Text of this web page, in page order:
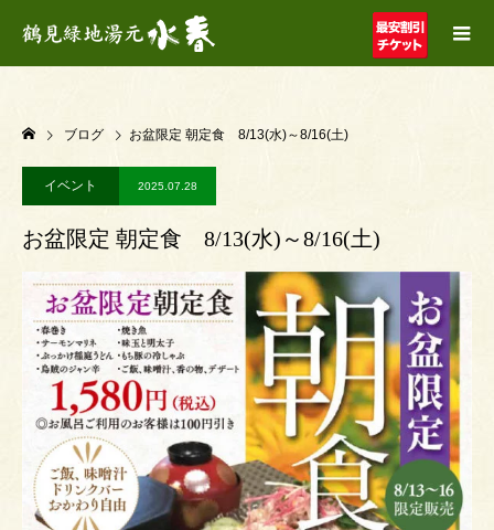
ブログ お盆限定 朝定食 8/13(水)～8/16(土)
イベント 2025.07.28
お盆限定 朝定食 8/13(水)～8/16(土)